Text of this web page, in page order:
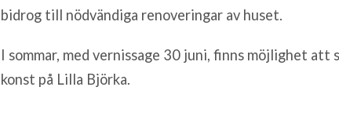
bidrog till nödvändiga renoveringar av huset.
I sommar, med vernissage 30 juni, finns möjlighet att
konst på Lilla Björka.